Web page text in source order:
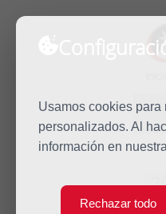
Usamos cookies
personalizados. Al
información en nuestra
Rechazar todoAbr